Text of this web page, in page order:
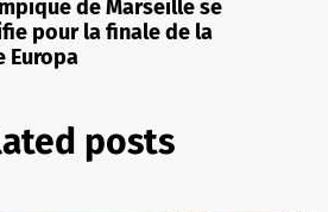
de Marseille se
pour la finale de la
Europa
posts